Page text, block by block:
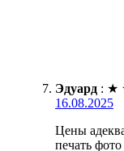
Эдуард : ★
16.08.2025
Цены
печать